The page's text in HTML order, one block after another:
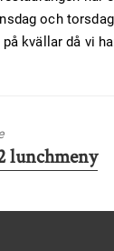
och torsdag
kvällar då vi
lunchmeny